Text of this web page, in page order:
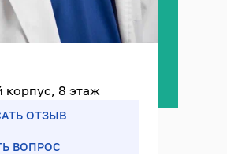
корпус, 8 этаж
ОТЗЫВ
ВОПРОС